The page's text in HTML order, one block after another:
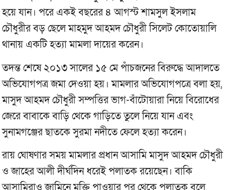
হয়ে যান। পরে একই বছরের ৪ আগস্ট শামসুল ইসলাম
চৌধুরীর বড় ছেলে মাহমুদ আহমদ চৌধুরী সিলেট কোতোয়ালি
থানায় একটি হত্যা মামলা দায়ের করেন।
তদন্ত শেষে ২০১৩ সালের ১৫ মে পাঁচজনের বিরুদ্ধে আদালতে
অভিযোগপত্র জমা দেওয়া হয়। মামলার অভিযোগপত্রে বলা হয়,
মাসুদ আহমদ চৌধুরী সম্পত্তির ভাগ-বাঁটোয়ারা নিয়ে বিরোধের
জেরে বাবাকে বাড়ি থেকে গাড়িতে তুলে নিয়ে যান এবং
সুনামগঞ্জের ছাতকে সুরমা নদীতে ফেলে হত্যা করেন।
রায় ঘোষণার সময় মামলার প্রধান আসামি মাসুদ আহমদ চৌধুরী
ও জাহের আলী দীর্ঘদিন ধরেই পলাতক রয়েছেন। বাকি